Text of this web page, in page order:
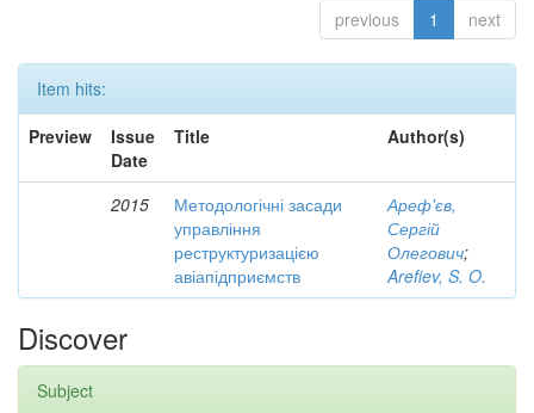
previous 1 next
Item hits:
Preview
Issue
Date
Title Author(s)
2015
Методологічні засади
управління
реструктуризацією
авіапідприємств
Ареф'єв,
Сергій
Олегович;
Arefiev, S. O.
Discover
Subject